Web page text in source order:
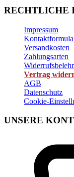
RECHTLICHE
Impressum
Versandkosten
Zahlungsarten
Vertrag
AGB
Datenschutz
Cookie-
UNSERE